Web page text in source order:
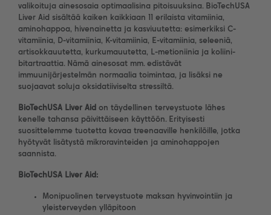
valikoituja ainesosaia optimaalisina pitoisuuksina. BioTechUSA
Liver Aid sisältää kaiken kaikkiaan 11 erilaista vitamiinia,
aminohappoa, hivenainetta ja kasviuutetta: esimerkiksi C-
vitamiinia, D-vitamiinia, K-vitamiinia, E-vitamiinia, seleeniä,
artisokkauutetta, kurkumauutetta, L-metioniinia ja koliini-
bitartraattia. Nämä ainesosat mm. edistävät
immuunijärjestelmän normaalia toimintaa, ja lisäksi ne
suojaavat soluja oksidatiiviselta stressiltä.
BioTechUSA Liver Aid on täydellinen terveystuote lähes
kenelle tahansa päivittäiseen käyttöön. Erityisesti
suosittelemme tuotetta kovaa treenaaville henkilöille, jotka
hyötyvät lisätystä mikroravinteiden ja aminohappojen
saannista.
BioTechUSA Liver Aid:
Monipuolinen terveystuote maksan hyvinvointiin ja
yleisterveyden ylläpitoon